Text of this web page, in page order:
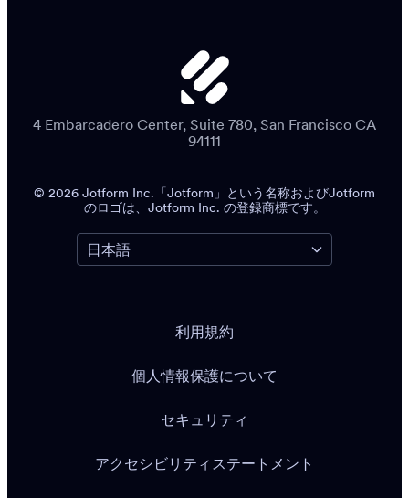
4 Embarcadero Center, Suite 780, San Francisco CA
94111
© 2026 Jotform Inc.「Jotform」という名称およびJotform
のロゴは、Jotform Inc. の登録商標です。
利用規約
個人情報保護について
セキュリティ
アクセシビリティステートメント